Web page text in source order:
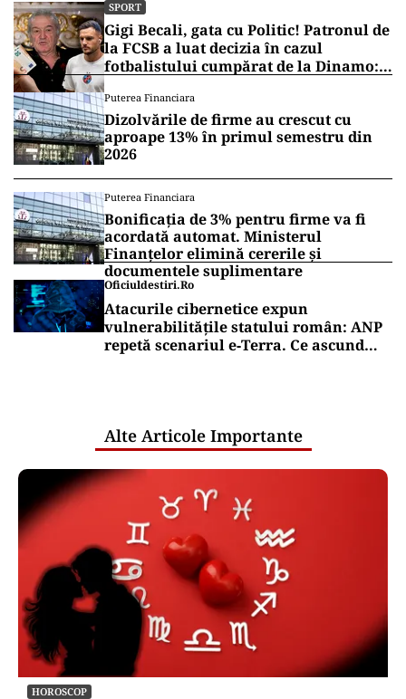
SPORT
Gigi Becali, gata cu Politic! Patronul de
la FCSB a luat decizia în cazul
fotbalistului cumpărat de la Dinamo:
Puterea Financiara
Dizolvările de firme au crescut cu
aproape 13% în primul semestru din
2026
Puterea Financiara
Bonificația de 3% pentru firme va fi
acordată automat. Ministerul
Finanțelor elimină cererile și
documentele suplimentare
Oficiuldestiri.ro
Atacurile cibernetice expun
vulnerabilitățile statului român: ANP
repetă scenariul e‑Terra. Ce ascund
Alte Articole Importante
HOROSCOP